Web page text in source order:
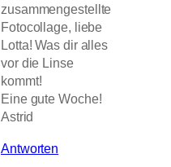
zusammengestellte
Fotocollage, liebe
Lotta! Was dir alles
vor die Linse
kommt!
Eine gute Woche!
Astrid
Antworten